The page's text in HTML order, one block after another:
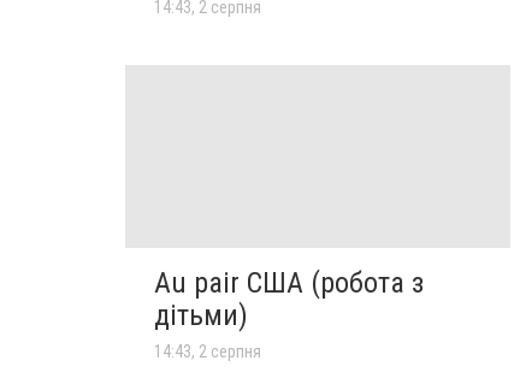
14:43, 2 серпня
Au pair США (робота з
дітьми)
14:43, 2 серпня